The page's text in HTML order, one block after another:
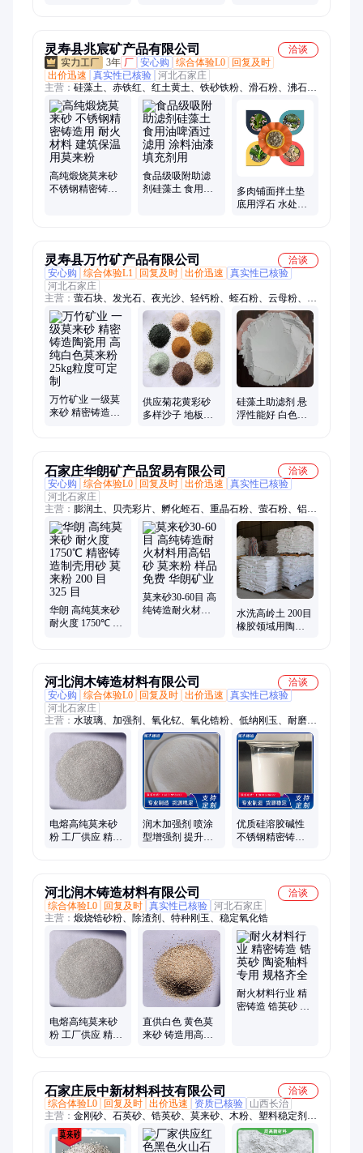
灵寿县兆宸矿产品有限公司
洽谈
3年 厂 安心购 综合体验L0
回复及时
出价迅速
真实性已核验 河北石家庄
主营： 硅藻土、赤铁红、红土黄土、铁砂铁粉、滑石粉、沸石
粉、木粉、磁粉、石英粉、萤石粉、重晶石粉、莫来砂、珍珠岩
粉、粉煤灰、远红外粉、重钙、轻钙、膨润土、锰砂、硅灰、活
性白土、高岭土、白水泥
高纯煅烧莫来砂
不锈钢精密铸造
食品级吸附助滤
剂硅藻土 食用油
多肉铺面拌土垫
底用浮石 水处理
灵寿县万竹矿产品有限公司
洽谈
安心购
综合体验L1 回复及时 出价迅速
真实性已核验
河北石家庄
主营： 萤石块、发光石、夜光沙、轻钙粉、蛭石粉、云母粉、夜
光粉、萤石粉、滑石粉、石英粉、碳酸钙粉、夜光石、夜光砖、
托玛琳、海泡石、硅藻土、萤石球、电气石、蛭石片、氟化钙、
彩砂、盐沙、石英砂、漂珠
万竹矿业 一级莫
来砂 精密铸造陶
供应菊花黄彩砂
多样沙子 地板黄
硅藻土助滤剂 悬
浮性能好 白色粉
石家庄华朗矿产品贸易有限公司
洽谈
安心购
综合体验L0 回复及时 出价迅速
真实性已核验
河北石家庄
主营： 膨润土、贝壳彩片、孵化蛭石、重晶石粉、萤石粉、铝矾
土粉、托玛琳粉、防沉淀滑石粉、木粉、莫来砂、石英砂滤料、
精制石英砂、海泡石纤维、造景夜光石、除锈石英砂、超细氧化
钙、白色鹅卵石、高岭土、夜光石、麦饭石、沸石、钢结构防火
涂料、生物质颗粒、金刚砂、铝矾土
华朗 高纯莫来砂
耐火度 1750℃ 精
莫来砂30-60目 高
纯铸造耐火材料
水洗高岭土 200目
橡胶领域用陶瓷
河北润木铸造材料有限公司
洽谈
安心购
综合体验L0 回复及时 出价迅速
真实性已核验
河北石家庄
主营： 水玻璃、加强剂、氧化钇、氧化锆粉、低纳刚玉、耐磨刚
玉、木质纤维、耐火材料、涂附磨具、特种刚玉、耐火铸造砂、
电熔氧化锆、稳定氧化锆、高硬度刚玉、木质有机纤维、强木质
素纤维、高温喷涂材料
电熔高纯莫来砂
粉 工厂供应 精密
润木加强剂 喷涂
型增强剂 提升强
优质硅溶胶碱性
不锈钢精密铸造
河北润木铸造材料有限公司
洽谈
综合体验L0
回复及时 真实性已核验 河北石家庄
主营： 煅烧锆砂粉、除渣剂、特种刚玉、稳定氧化锆
电熔高纯莫来砂
粉 工厂供应 精密
直供白色 黄色莫
来砂 铸造用高纯
耐火材料行业 精
密铸造 锆英砂 陶
石家庄辰中新材料科技有限公司
洽谈
综合体验L0
回复及时 出价迅速 资质已核验
山西长治
主营： 金刚砂、石英砂、锆英砂、莫来砂、木粉、塑料稳定剂、
木屑、宠物垫料、有机覆盖物、造景石、溪流石、喷砂除锈产
品、高岭土、膨润土、硅藻土、营养土、园艺资材、火山石、鹅